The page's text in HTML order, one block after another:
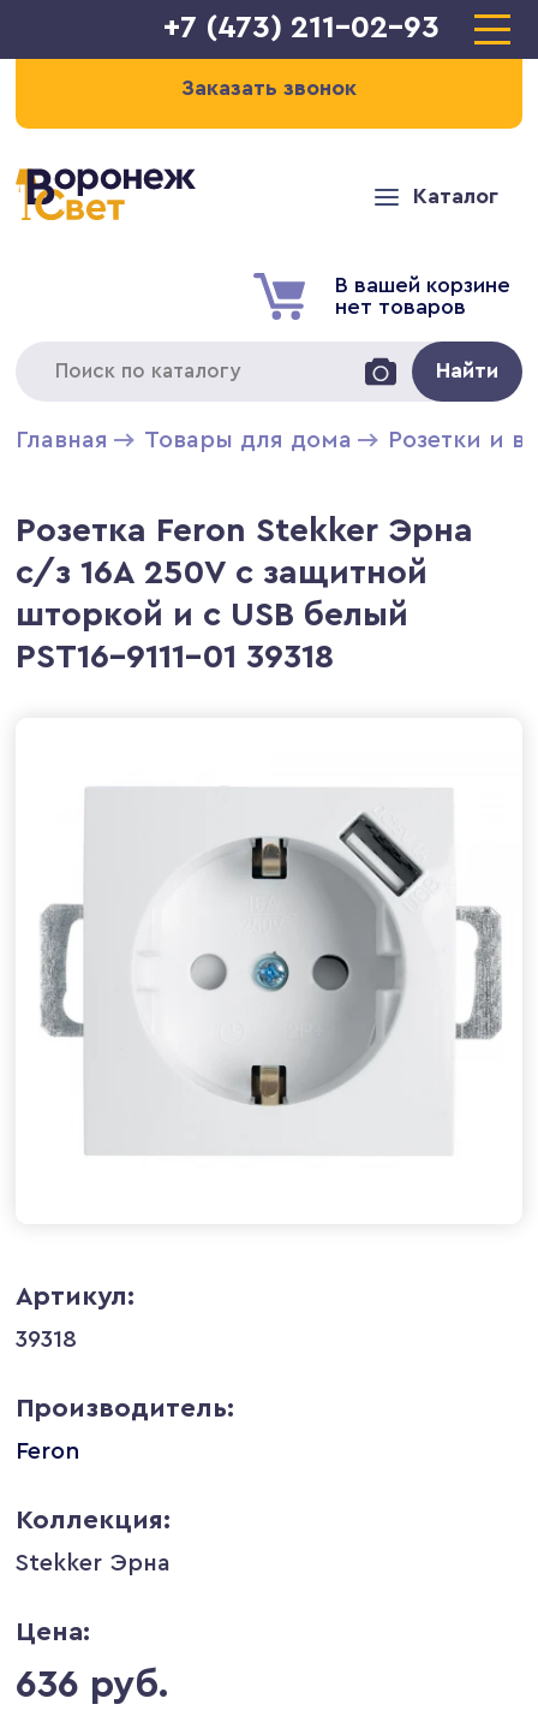
+7 (473) 211-02-93
Заказать звонок
Каталог
В вашей корзине
нет товаров
Найти
Главная Товары для дома Розетки и
Розетка Feron Stekker Эрна
c/з 16A 250V с защитной
шторкой и с USB белый
PST16-9111-01 39318
Артикул:
39318
Производитель:
Feron
Коллекция:
Stekker Эрна
Цена:
636 руб.